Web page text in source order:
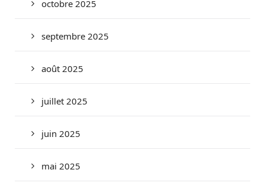
octobre 2025
septembre 2025
août 2025
juillet 2025
juin 2025
mai 2025